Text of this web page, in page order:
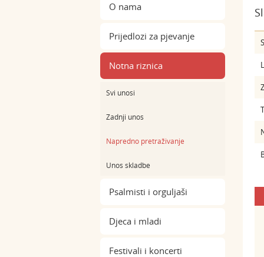
O nama
Prijedlozi za pjevanje
Notna riznica
Svi unosi
Zadnji unos
Napredno pretraživanje
Unos skladbe
Psalmisti i orguljaši
Djeca i mladi
Festivali i koncerti